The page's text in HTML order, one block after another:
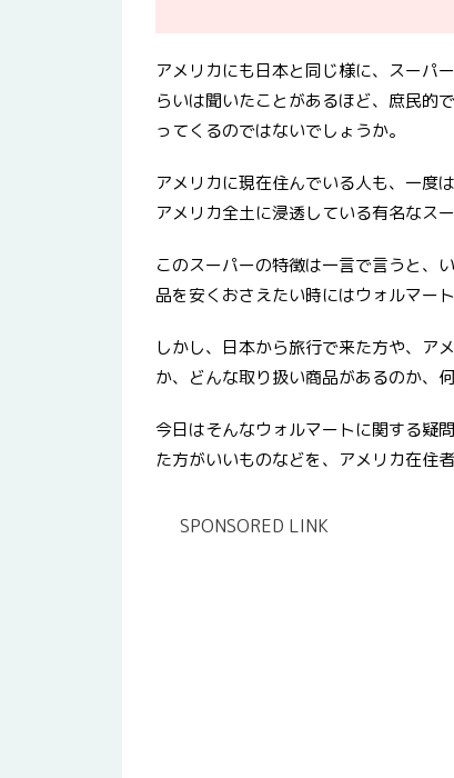
アメリカにも日本と同じ様に、スーパ
らいは聞いたことがあるほど、庶民的
ってくるのではないでしょうか。
アメリカに現在住んでいる人も、一度
アメリカ全土に浸透している有名なスー
このスーパーの特徴は一言で言うと、
品を安くおさえたい時にはウォルマー
しかし、日本から旅行で来た方や、ア
か、どんな取り扱い商品があるのか、
今日はそんなウォルマートに関する疑
た方がいいものなどを、アメリカ在住
SPONSORED LINK